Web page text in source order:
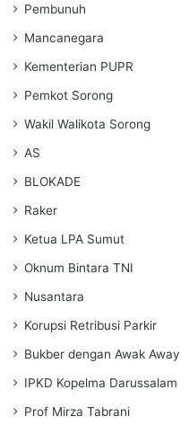
Pembunuh
Mancanegara
Kementerian PUPR
Pemkot Sorong
Wakil Walikota Sorong
AS
BLOKADE
Raker
Ketua LPA Sumut
Oknum Bintara TNI
Nusantara
Korupsi Retribusi Parkir
Bukber dengan Awak Away
IPKD Kopelma Darussalam
Prof Mirza Tabrani